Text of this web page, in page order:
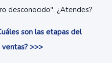
desconocido". ¿Atendes?
son las etapas del
>>>